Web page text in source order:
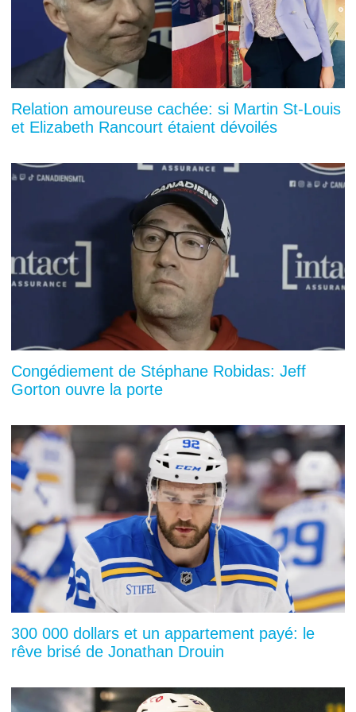
Relation amoureuse cachée: si Martin St-Louis
et Elizabeth Rancourt étaient dévoilés
Congédiement de Stéphane Robidas: Jeff
Gorton ouvre la porte
300 000 dollars et un appartement payé: le
rêve brisé de Jonathan Drouin